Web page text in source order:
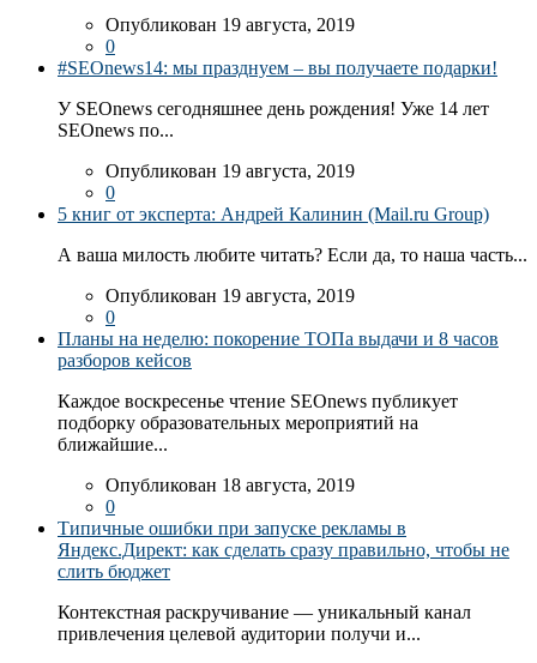
Опубликован 19 августа, 2019
0
#SEOnews14: мы празднуем – вы получаете подарки!
У SEOnews сегодняшнее день рождения! Уже 14 лет
SEOnews по...
Опубликован 19 августа, 2019
0
5 книг от эксперта: Андрей Калинин (Mail.ru Group)
А ваша милость любите читать? Если да, то наша часть...
Опубликован 19 августа, 2019
0
Планы на неделю: покорение ТОПа выдачи и 8 часов
разборов кейсов
Каждое воскресенье чтение SEOnews публикует
подборку образовательных мероприятий на
ближайшие...
Опубликован 18 августа, 2019
0
Типичные ошибки при запуске рекламы в
Яндекс.Директ: как сделать сразу правильно, чтобы не
слить бюджет
Контекстная раскручивание — уникальный канал
привлечения целевой аудитории получи и...